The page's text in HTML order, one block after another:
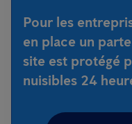
Pour les
en place un
site est protégé
nuisibles 24